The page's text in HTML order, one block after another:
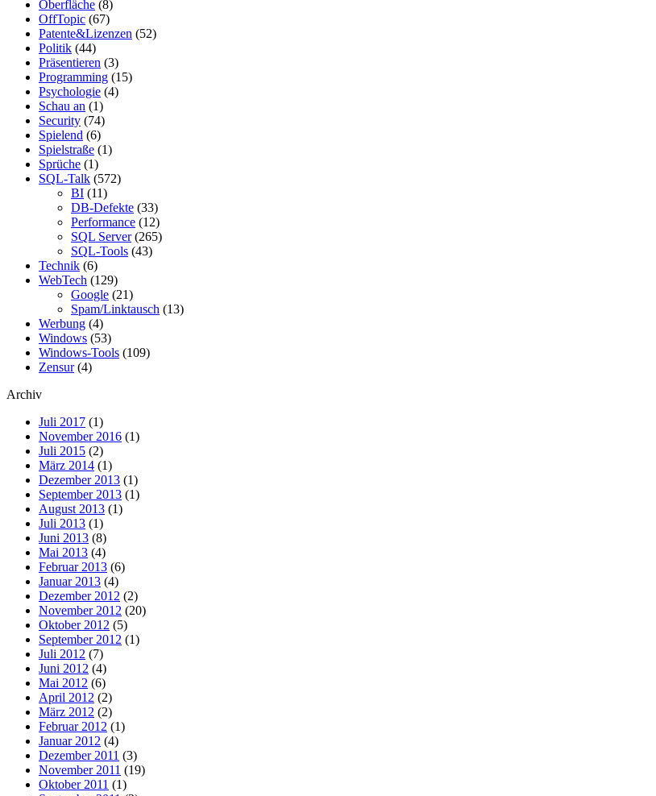
Oberfläche (8)
OffTopic (67)
Patente&Lizenzen (52)
Politik (44)
Präsentieren (3)
Programming (15)
Psychologie (4)
Schau an (1)
Security (74)
Spielend (6)
Spielstraße (1)
Sprüche (1)
SQL-Talk (572)
BI (11)
DB-Defekte (33)
Performance (12)
SQL Server(265)
SQL-Tools (43)
Technik (6)
WebTech (129)
Google (21)
Spam/Linktausch (13)
Werbung (4)
Windows (53)
Windows-Tools (109)
Zensur(4)
Archiv
Juli 2017 (1)
November 2016 (1)
Juli 2015 (2)
März 2014 (1)
Dezember 2013 (1)
September 2013 (1)
August 2013 (1)
Juli 2013 (1)
Juni 2013 (8)
Mai 2013 (4)
Februar 2013 (6)
Januar 2013 (4)
Dezember 2012 (2)
November 2012 (20)
Oktober 2012 (5)
September 2012 (1)
Juli 2012 (7)
Juni 2012 (4)
Mai 2012 (6)
April 2012 (2)
März 2012 (2)
Februar 2012 (1)
Januar 2012 (4)
Dezember 2011 (3)
November 2011 (19)
Oktober 2011 (1)